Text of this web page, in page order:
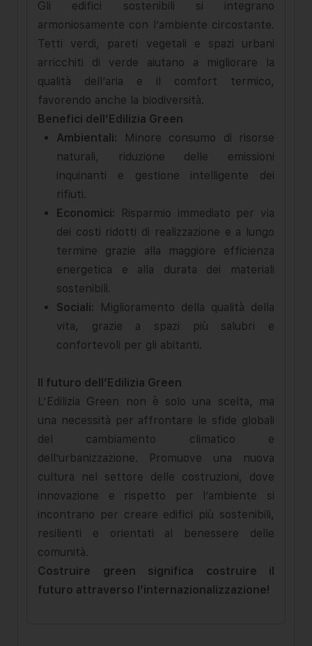
Gli edifici sostenibili si integrano
armoniosamente con l’ambiente circostante.
Tetti verdi, pareti vegetali e spazi urbani
arricchiti di verde aiutano a migliorare la
qualità dell’aria e il comfort termico,
favorendo anche la biodiversità.
Benefici dell’Edilizia Green
Ambientali: Minore consumo di risorse
naturali, riduzione delle emissioni
inquinanti e gestione intelligente dei
rifiuti.
Economici: Risparmio immediato per via
dei costi ridotti di realizzazione e a lungo
termine grazie alla maggiore efficienza
energetica e alla durata dei materiali
sostenibili.
Sociali: Miglioramento della qualità della
vita, grazie a spazi più salubri e
confortevoli per gli abitanti.
Il futuro dell’Edilizia Green
L’Edilizia Green non è solo una scelta, ma
una necessità per affrontare le sfide globali
del cambiamento climatico e
dell’urbanizzazione. Promuove una nuova
cultura nel settore delle costruzioni, dove
innovazione e rispetto per l’ambiente si
incontrano per creare edifici più sostenibili,
resilienti e orientati al benessere delle
comunità.
Costruire green significa costruire il
futuro attraverso l’internazionalizzazione!